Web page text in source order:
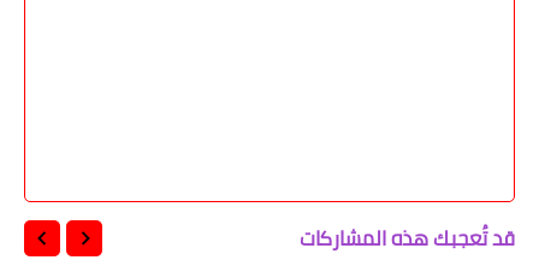
قد تُعجبك هذه المشاركات